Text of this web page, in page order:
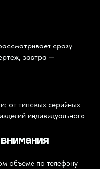
сразу
завтра —
от типовых серийных
индивидуального
объеме по телефону